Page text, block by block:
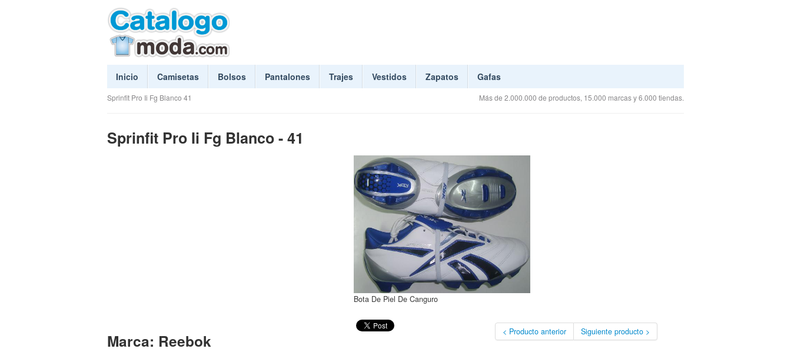
Inicio Camisetas Bolsos Pantalones Trajes Vestidos Zapatos Gafas
Sprinfit Pro Ii Fg Blanco 41 Más de 2.000.000 de productos, 15.000 marcas y 6.000 tiendas.
Sprinfit Pro Ii Fg Blanco - 41
Marca: Reebok
Bota De Piel De Canguro
< Producto anterior Siguiente producto >